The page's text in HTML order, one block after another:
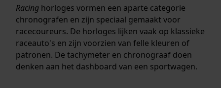
Racing horloges vormen een aparte categorie
chronografen en zijn speciaal gemaakt voor
racecoureurs. De horloges lijken vaak op klassieke
raceauto's en zijn voorzien van felle kleuren of
patronen. De tachymeter en chronograaf doen
denken aan het dashboard van een sportwagen.